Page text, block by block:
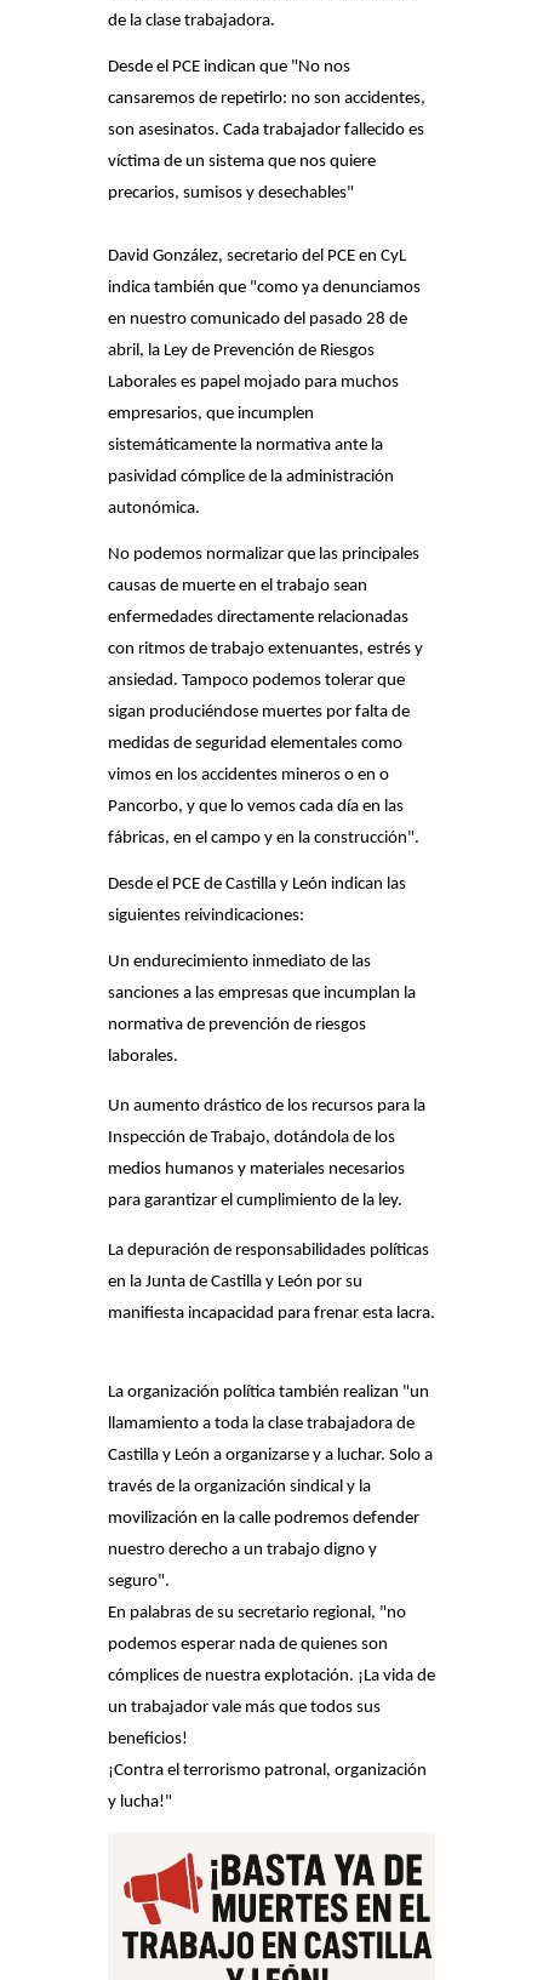
de la clase trabajadora.
Desde el PCE indican que "No nos
cansaremos de repetirlo: no son accidentes,
son asesinatos. Cada trabajador fallecido es
víctima de un sistema que nos quiere
precarios, sumisos y desechables"
David González, secretario del PCE en CyL
indica también que "como ya denunciamos
en nuestro comunicado del pasado 28 de
abril, la Ley de Prevención de Riesgos
Laborales es papel mojado para muchos
empresarios, que incumplen
sistemáticamente la normativa ante la
pasividad cómplice de la administración
autonómica.
No podemos normalizar que las principales
causas de muerte en el trabajo sean
enfermedades directamente relacionadas
con ritmos de trabajo extenuantes, estrés y
ansiedad. Tampoco podemos tolerar que
sigan produciéndose muertes por falta de
medidas de seguridad elementales como
vimos en los accidentes mineros o en o
Pancorbo, y que lo vemos cada día en las
fábricas, en el campo y en la construcción".
Desde el PCE de Castilla y León indican las
siguientes reivindicaciones:
Un endurecimiento inmediato de las
sanciones a las empresas que incumplan la
normativa de prevención de riesgos
laborales.
Un aumento drástico de los recursos para la
Inspección de Trabajo, dotándola de los
medios humanos y materiales necesarios
para garantizar el cumplimiento de la ley.
La depuración de responsabilidades políticas
en la Junta de Castilla y León por su
manifiesta incapacidad para frenar esta lacra.
La organización política también realizan "un
llamamiento a toda la clase trabajadora de
Castilla y León a organizarse y a luchar. Solo a
través de la organización sindical y la
movilización en la calle podremos defender
nuestro derecho a un trabajo digno y
seguro".
En palabras de su secretario regional, "no
podemos esperar nada de quienes son
cómplices de nuestra explotación. ¡La vida de
un trabajador vale más que todos sus
beneficios!
¡Contra el terrorismo patronal, organización
y lucha!"